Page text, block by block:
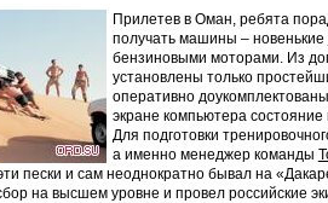
Прилетев в Оман, ребята
получать машины – новенькие
бензиновыми моторами. Из
установлены только
оперативно
экране компьютера
Для подготовки
а именно менеджер команды
пески и сам неоднократно бывал на
на высшем уровне и провел российские